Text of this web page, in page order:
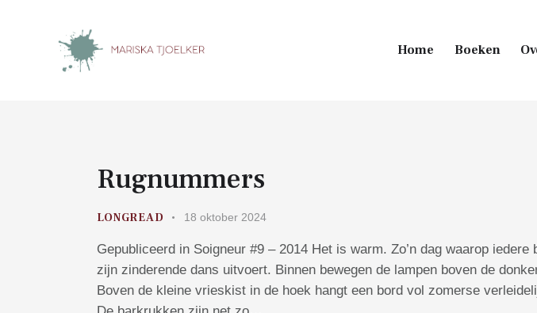
Home Boeken
Rugnummers
LONGREAD 18 oktober 2024
Gepubliceerd in Soigneur #9 – 2014 Het is warm. Zo’n dag waarop
zijn zinderende dans uitvoert. Binnen bewegen de lampen boven de
Boven de kleine vrieskist in de hoek hangt een bord vol zomerse